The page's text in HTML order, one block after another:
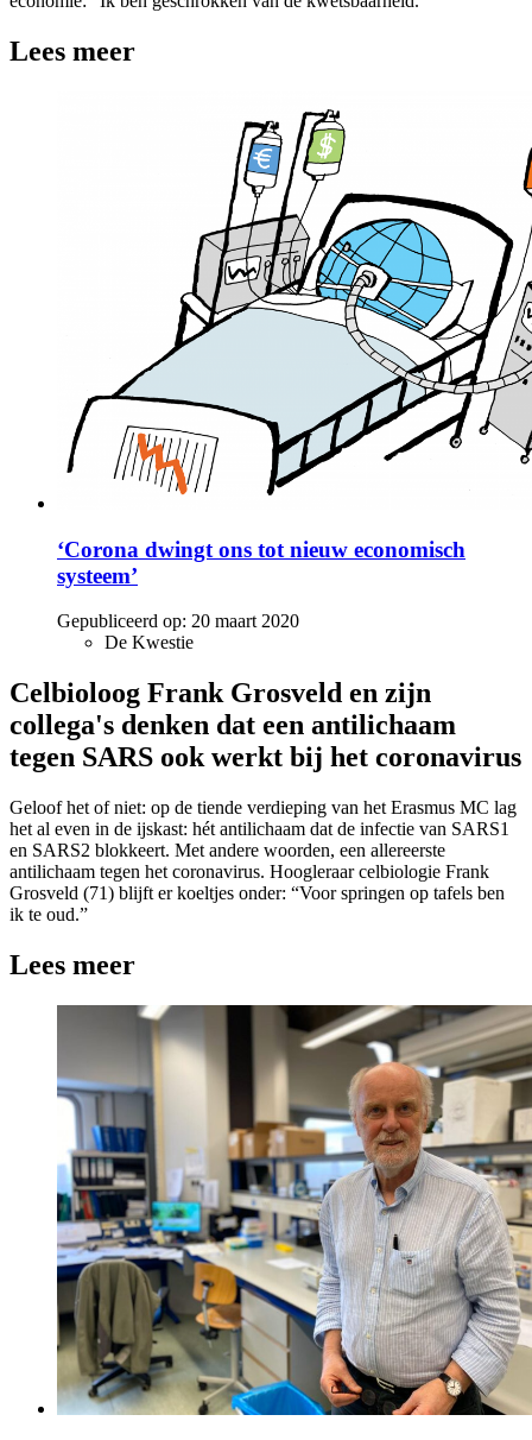
Lees meer
‘Corona dwingt ons tot nieuw economisch
systeem’
Gepubliceerd op: 20 maart 2020
De Kwestie
Celbioloog Frank Grosveld en zijn
collega's denken dat een antilichaam
tegen SARS ook werkt bij het coronavirus
Geloof het of niet: op de tiende verdieping van het Erasmus MC lag
het al even in de ijskast: hét antilichaam dat de infectie van SARS1
en SARS2 blokkeert. Met andere woorden, een allereerste
antilichaam tegen het coronavirus. Hoogleraar celbiologie Frank
Grosveld (71) blijft er koeltjes onder: “Voor springen op tafels ben
ik te oud.”
Lees meer